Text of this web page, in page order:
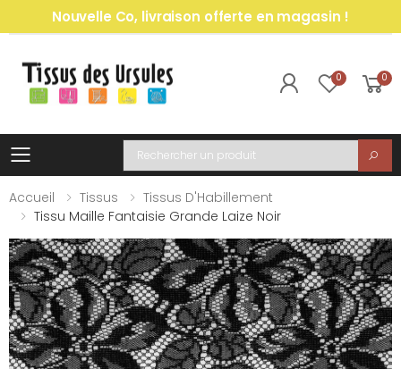
Nouvelle Co, livraison offerte en magasin !
0 0
Toggle mobile menu
Recherche
Accueil
Tissus
Tissus D'Habillement
Tissu Maille Fantaisie Grande Laize Noir